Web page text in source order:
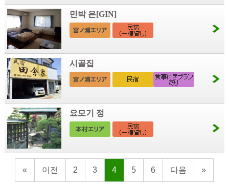
민박 은[GIN]
시골집
요모기 정
« 이전 2 3 4 5 6 다음 »